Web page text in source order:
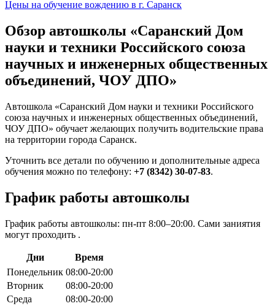
Цены на обучение вождению в г. Саранск
Обзор автошколы «Саранский Дом
науки и техники Российского союза
научных и инженерных общественных
объединений, ЧОУ ДПО»
Автошкола «Саранский Дом науки и техники Российского
союза научных и инженерных общественных объединений,
ЧОУ ДПО» обучает желающих получить водительские права
на территории города Саранск.
Уточнить все детали по обучению и дополнительные адреса
обучения можно по телефону: +7 (8342) 30-07-83.
График работы автошколы
График работы автошколы: пн-пт 8:00–20:00. Сами заниятия
могут проходить .
Дни
Время
Понедельник 08:00-20:00
Вторник
08:00-20:00
Среда
08:00-20:00